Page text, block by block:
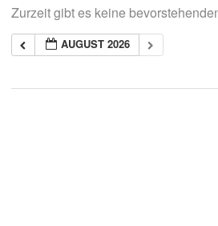
Zurzeit gibt es keine
AUGUST 2026